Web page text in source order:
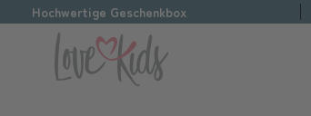
Hochwertige Geschenkbox